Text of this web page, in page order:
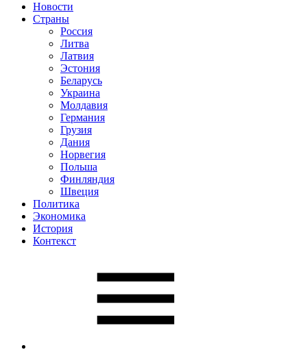
Новости
Страны
Россия
Литва
Латвия
Эстония
Беларусь
Украина
Молдавия
Германия
Грузия
Дания
Норвегия
Польша
Финляндия
Швеция
Политика
Экономика
История
Контекст